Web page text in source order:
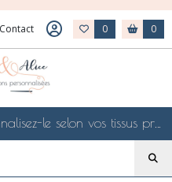
Contact 0 0
Choisissez un modèle et personnalisez-le selon vos tissus préférés de mes collections en ligne, je le confectionnerai selon vos souhaits